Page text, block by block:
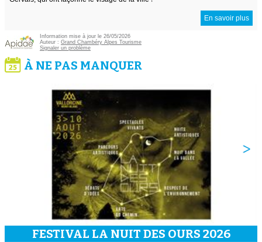
En savoir plus
Information mise à jour le 26/05/2026
Auteur : Grand Chambéry Alpes Tourisme
Signaler un problème
À NE PAS MANQUER
FESTIVAL LA NUIT DES OURS 2026